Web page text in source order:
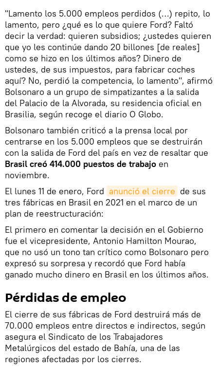
"Lamento los 5.000 empleos perdidos (…) repito, lo
lamento, pero ¿qué es lo que quiere Ford? Faltó
decir la verdad: quieren subsidios; ¿ustedes quieren
que yo les continúe dando 20 billones [de reales]
como se hizo en los últimos años? Dinero de
ustedes, de sus impuestos, para fabricar coches
aquí? No, perdió la competencia, lo lamento", afirmó
Bolsonaro a un grupo de simpatizantes a la salida
del Palacio de la Alvorada, su residencia oficial en
Brasilia, según recoge el diario O Globo.
​Bolsonaro también criticó a la prensa local por
centrarse en los 5.000 empleos que se destruirán
con la salida de Ford del país en vez de resaltar que
Brasil creó 414.000 puestos de trabajo en
noviembre.
El lunes 11 de enero, Ford anunció el cierre de sus
tres fábricas en Brasil en 2021 en el marco de un
plan de reestructuración:
El primero en comentar la decisión en el Gobierno
fue el vicepresidente, Antonio Hamilton Mourao,
que no usó un tono tan crítico como Bolsonaro pero
expresó su sorpresa y recordó que Ford había
ganado mucho dinero en Brasil en los últimos años.
Pérdidas de empleo
El cierre de sus fábricas de Ford destruirá más de
70.000 empleos entre directos e indirectos, según
asegura el Sindicato de los Trabajadores
Metalúrgicos del estado de Bahía, una de las
regiones afectadas por los cierres.